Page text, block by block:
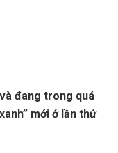
đang trong quá
mới ở lần thứ